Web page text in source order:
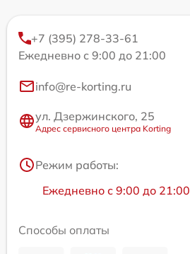
+7 (395) 278-33-61
Ежедневно с 9:00 до 21:00
info@re-korting.ru
ул. Дзержинского, 25
Адрес сервисного центра Korting
Режим работы:
Ежедневно с 9:00 до 21:00
Способы оплаты